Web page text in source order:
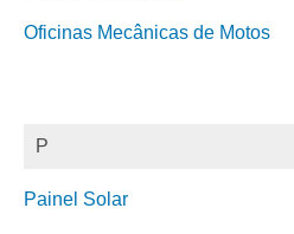
Oficinas Mecânicas de Motos
P
Painel Solar